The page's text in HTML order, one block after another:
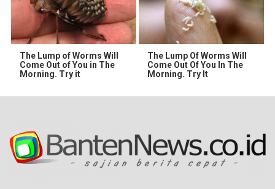
The Lump of Worms Will
Come Out of You in The
Morning. Try it
The Lump Of Worms Will
Come Out Of You In The
Morning. Try It